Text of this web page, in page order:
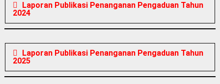
Laporan Publikasi Penanganan Pengaduan Tahun
2024
Laporan Publikasi Penanganan Pengaduan Tahun
2025